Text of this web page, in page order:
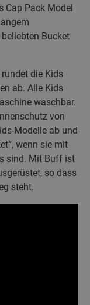
Cap Pack Model
Bucket
die Kids
ab. Alle Kids
waschbar.
von
Modelle ab und
wenn sie mit
sind. Mit Buff ist
so dass
steht.